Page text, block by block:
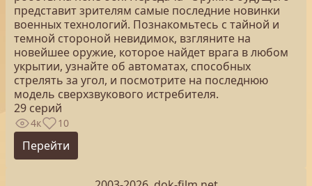
представит зрителям самые последние новинки
военных технологий. Познакомьтесь с тайной и
темной стороной невидимок, взгляните на
новейшее оружие, которое найдет врага в любом
укрытии, узнайте об автоматах, способных
стрелять за угол, и посмотрите на последнюю
модель сверхзвукового истребителя.
29 серий
4к 10
Перейти